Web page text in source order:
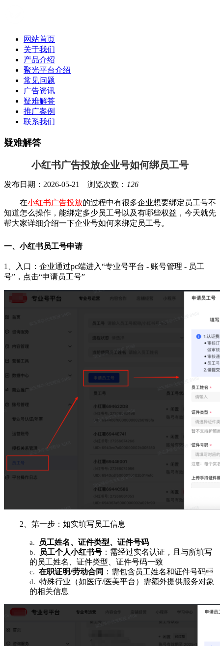
网站首页
关于我们
产品介绍
聚光平台介绍
常见问题
广告资讯
疑难解答
推广案例
联系我们
疑难解答
小红书广告投放企业号如何绑员工号
发布日期：2026-05-21 浏览次数： 126
在小红书广告投放的过程中有很多企业想要绑定员工号不
知道怎么操作，能绑定多少员工号以及有哪些权益，今天就先
帮大家详细介绍一下企业号如何来绑定员工号。
一、小红书员工号申请
1、 入口：企业通过pc端进入“专业号平台 - 账号管理 - 员工
号”，点击“申请员工号”
2、第一步：如实填写员工信息
a. 员工姓名、证件类型、证件号码
b. 员工个人小红书号 ：需经过实名认证，且与所填写
的员工姓名、证件类型、证件号码一致
c. 在职证明/劳动合同 ：需包含员工姓名和证件号码
d. 特殊行业（如医疗/医美平台）需额外提供服务对象
的相关信息